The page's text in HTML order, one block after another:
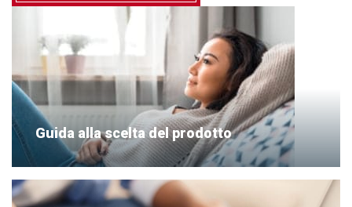
Guida alla scelta del prodotto